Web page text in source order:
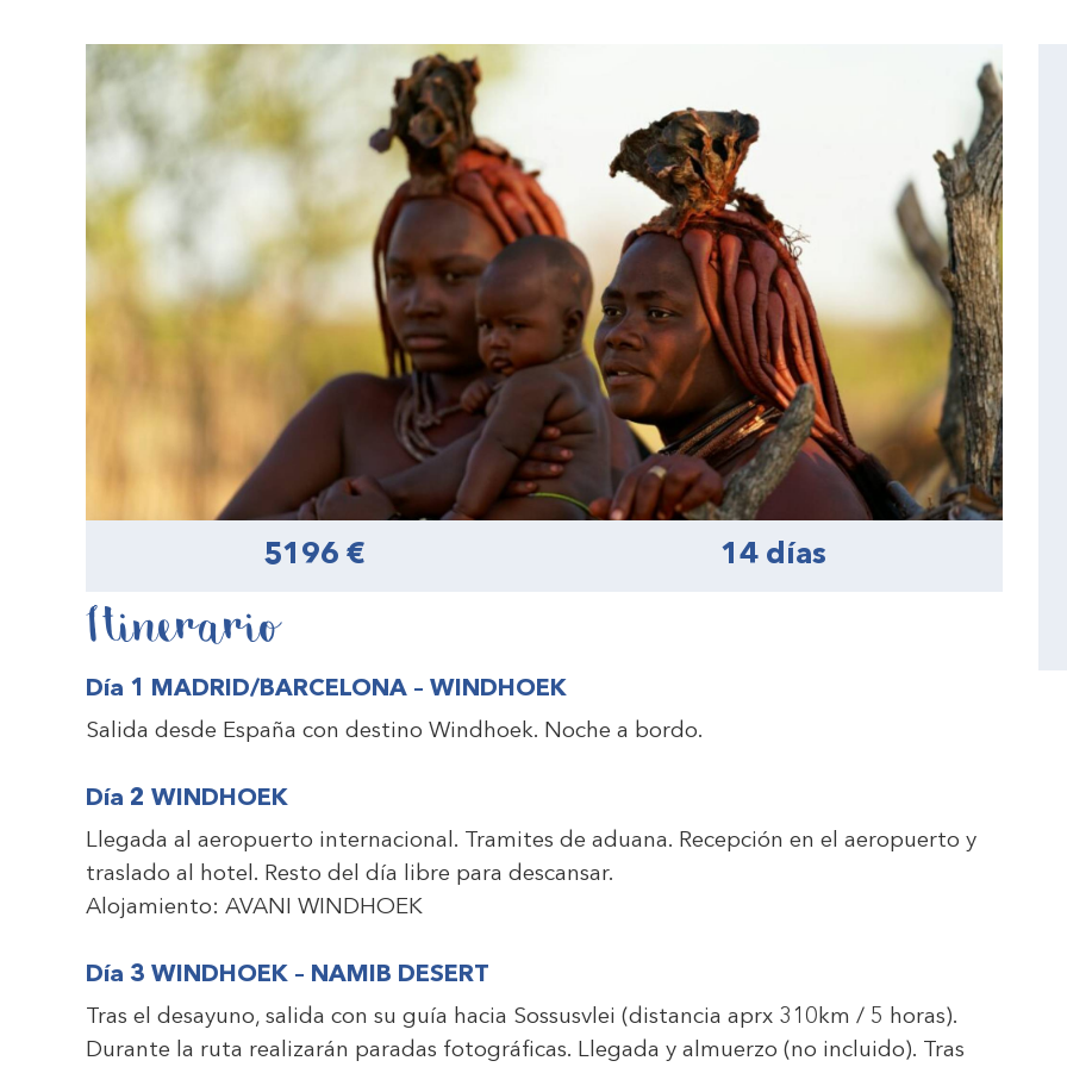
5196 € 14 días
Itinerario
Día 1 MADRID/BARCELONA – WINDHOEK
Salida desde España con destino Windhoek. Noche a bordo.
Día 2 WINDHOEK
Llegada al aeropuerto internacional. Tramites de aduana. Recepción en el aeropuerto y
traslado al hotel. Resto del día libre para descansar.
Alojamiento: AVANI WINDHOEK
Día 3 WINDHOEK – NAMIB DESERT
Tras el desayuno, salida con su guía hacia Sossusvlei (distancia aprx 310km / 5 horas).
Durante la ruta realizarán paradas fotográficas. Llegada y almuerzo (no incluido). Tras